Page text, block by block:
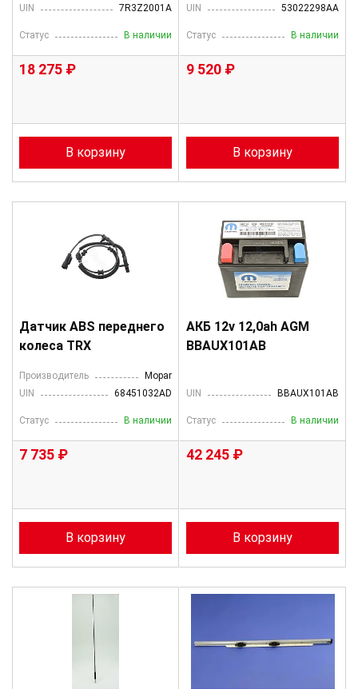
UIN
7R3Z2001A
Статус В наличии
18 275 ₽
В корзину
UIN
53022298AA
Статус В наличии
9 520 ₽
В корзину
Датчик ABS переднего
колеса TRX
Производитель
Mopar
UIN
68451032AD
Статус В наличии
7 735 ₽
В корзину
АКБ 12v 12,0ah AGM
BBAUX101AB
UIN BBAUX101AB
Статус В наличии
42 245 ₽
В корзину